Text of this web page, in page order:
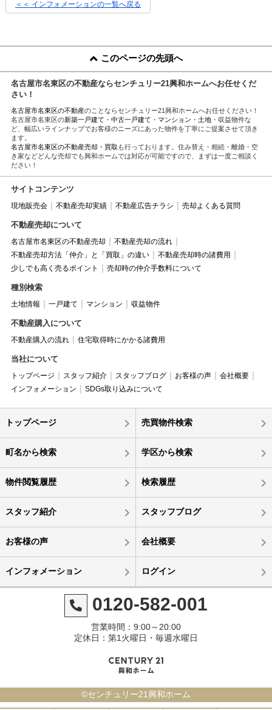
＜＜ インフォメーションの一覧へ戻る
このページの先頭へ
名古屋市名東区の不動産ならセンチュリー21興和ホームへお任せくだ
さい！
名古屋市名東区の不動産のことならセンチュリー21興和ホームへお任せください！
名古屋市名東区の新築一戸建て ・ 中古一戸建て ・ マンション ・ 土地・収益物件な
ど、幅広いラインナップでお客様のニーズにあった物件を丁寧にご提案させて頂き
ます。
名古屋市名東区の不動産売却・買取 も行っております。住み替え・相続・離婚・空
き家などどんな売却でも興和ホームでは対応が可能ですので、まずは一度ご相談く
ださい！
サイトコンテンツ
現地販売会 不動産売却実績 不動産広告チラシ 売却よくある質問
不動産売却について
名古屋市名東区の不動産売却
不動産売却の流れ
不動産売却方法「仲介」と「買取」の違い
不動産売却時の諸費用
少しでも高く売るポイント
売却時の仲介手数料について
種別検索
土地情報 一戸建て マンション 収益物件
不動産購入について
不動産購入の流れ 住宅取得時にかかる諸費用
当社について
トップページ スタッフ紹介 スタッフブログ お客様の声
会社概要
インフォメーション
SDGs取り込みについて
トップページ 売買物件検索
町名から検索 学区から検索
物件閲覧履歴 検索履歴
スタッフ紹介 スタッフブログ
お客様の声 会社概要
インフォメーション ログイン
0120-582-001
営業時間：9:00～20:00
定休日：第1火曜日・毎週水曜日
©センチュリー21興和ホーム